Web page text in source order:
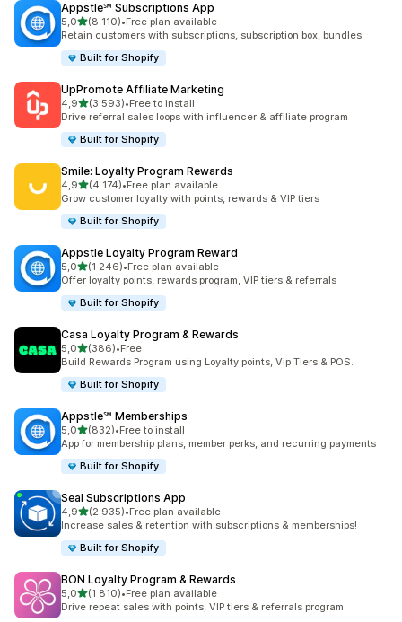
Appstle℠ Subscriptions App
5,0na 5 gwiazdek
(8 110)
Łączna liczba recenzji: 8110
•Free plan available
Retain customers with subscriptions, subscription box, bundles
Built for Shopify
UpPromote Affiliate Marketing
4,9na 5 gwiazdek
(3 593)
Łączna liczba recenzji: 3593
•Free to install
Drive referral sales loops with influencer & affiliate program
Built for Shopify
Smile: Loyalty Program Rewards
4,9na 5 gwiazdek
(4 174)
Łączna liczba recenzji: 4174
•Free plan available
Grow customer loyalty with points, rewards & VIP tiers
Built for Shopify
Appstle Loyalty Program Reward
5,0na 5 gwiazdek
(1 246)
Łączna liczba recenzji: 1246
•Free plan available
Offer loyalty points, rewards program, VIP tiers & referrals
Built for Shopify
Casa Loyalty Program & Rewards
5,0na 5 gwiazdek
(386)
Łączna liczba recenzji: 386
•Free
Build Rewards Program using Loyalty points, Vip Tiers & POS.
Built for Shopify
Appstle℠ Memberships
5,0na 5 gwiazdek
(832)
Łączna liczba recenzji: 832
•Free to install
App for membership plans, member perks, and recurring payments
Built for Shopify
Seal Subscriptions App
4,9na 5 gwiazdek
(2 935)
Łączna liczba recenzji: 2935
•Free plan available
Increase sales & retention with subscriptions & memberships!
Built for Shopify
BON Loyalty Program & Rewards
5,0na 5 gwiazdek
(1 810)
Łączna liczba recenzji: 1810
•Free plan available
Drive repeat sales with points, VIP tiers & referrals program